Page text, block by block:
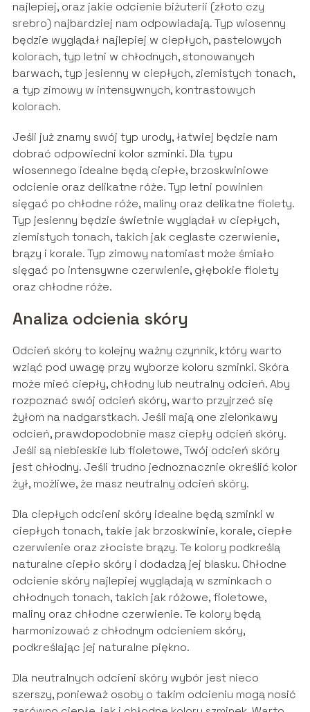
najlepiej, oraz jakie odcienie biżuterii (złoto czy
srebro) najbardziej nam odpowiadają. Typ wiosenny
będzie wyglądał najlepiej w ciepłych, pastelowych
kolorach, typ letni w chłodnych, stonowanych
barwach, typ jesienny w ciepłych, ziemistych tonach,
a typ zimowy w intensywnych, kontrastowych
kolorach.
Jeśli już znamy swój typ urody, łatwiej będzie nam
dobrać odpowiedni kolor szminki. Dla typu
wiosennego idealne będą ciepłe, brzoskwiniowe
odcienie oraz delikatne róże. Typ letni powinien
sięgać po chłodne róże, maliny oraz delikatne fiolety.
Typ jesienny będzie świetnie wyglądał w ciepłych,
ziemistych tonach, takich jak ceglaste czerwienie,
brązy i korale. Typ zimowy natomiast może śmiało
sięgać po intensywne czerwienie, głębokie fiolety
oraz chłodne róże.
Analiza odcienia skóry
Odcień skóry to kolejny ważny czynnik, który warto
wziąć pod uwagę przy wyborze koloru szminki. Skóra
może mieć ciepły, chłodny lub neutralny odcień. Aby
rozpoznać swój odcień skóry, warto przyjrzeć się
żyłom na nadgarstkach. Jeśli mają one zielonkawy
odcień, prawdopodobnie masz ciepły odcień skóry.
Jeśli są niebieskie lub fioletowe, Twój odcień skóry
jest chłodny. Jeśli trudno jednoznacznie określić kolor
żył, możliwe, że masz neutralny odcień skóry.
Dla ciepłych odcieni skóry idealne będą szminki w
ciepłych tonach, takie jak brzoskwinie, korale, ciepłe
czerwienie oraz złociste brązy. Te kolory podkreślą
naturalne ciepło skóry i dodadzą jej blasku. Chłodne
odcienie skóry najlepiej wyglądają w szminkach o
chłodnych tonach, takich jak różowe, fioletowe,
maliny oraz chłodne czerwienie. Te kolory będą
harmonizować z chłodnym odcieniem skóry,
podkreślając jej naturalne piękno.
Dla neutralnych odcieni skóry wybór jest nieco
szerszy, ponieważ osoby o takim odcieniu mogą nosić